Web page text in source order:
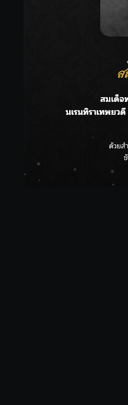
กรมชลฯ รับฟังปร
ลาโลกนี้ ให้ใส่บา
ราชเลขานุการใน
ทรายใต้ เสริมควา
ตรอง “G.O.A.T”
กรมชลฯ เกาะติดฝ